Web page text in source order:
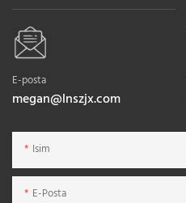
E-posta
megan@lnszjx.com
Isim
E-Posta